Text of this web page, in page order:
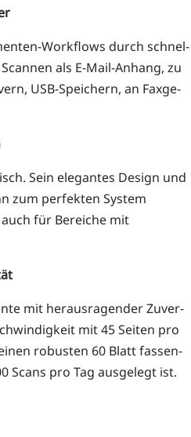
Work­flows durch schnel­
als E‑Mail-Anhang, zu
USB-Spei­chern, an Fax­ge­
Sein ele­gan­tes Design und
zum per­fek­ten Sys­tem
für Berei­che mit
mit her­aus­ra­gen­der Zuver­
mit 45 Sei­ten pro
robus­ten 60 Blatt fas­sen­
Scans pro Tag aus­ge­legt ist.